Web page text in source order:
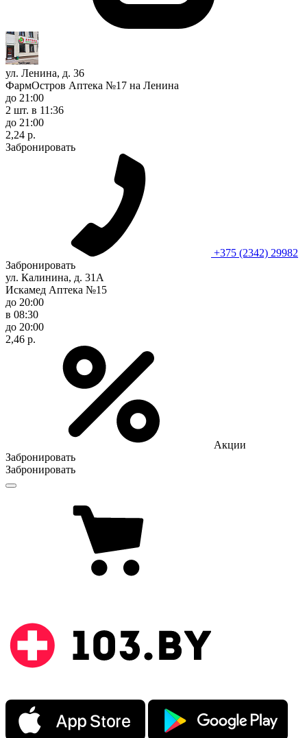
ул. Ленина, д. 36
ФармОстров Аптека №17 на Ленина
до 21:00
2 шт. в 11:36
до 21:00
2,24 р.
Забронировать
+375 (2342) 29982
Забронировать
ул. Калинина, д. 31А
Искамед Аптека №15
до 20:00
в 08:30
до 20:00
2,46 р.
Акции
Забронировать
Забронировать